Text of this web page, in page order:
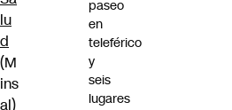
lu
d
(M
ins
al)
paseo
en
teleférico
y
seis
lugares